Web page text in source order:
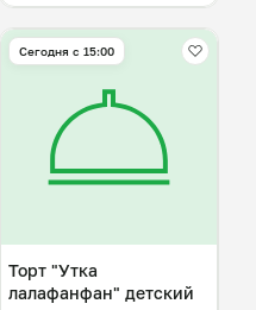
Сегодня с 15:00
Торт "Утка
лалафанфан" детский